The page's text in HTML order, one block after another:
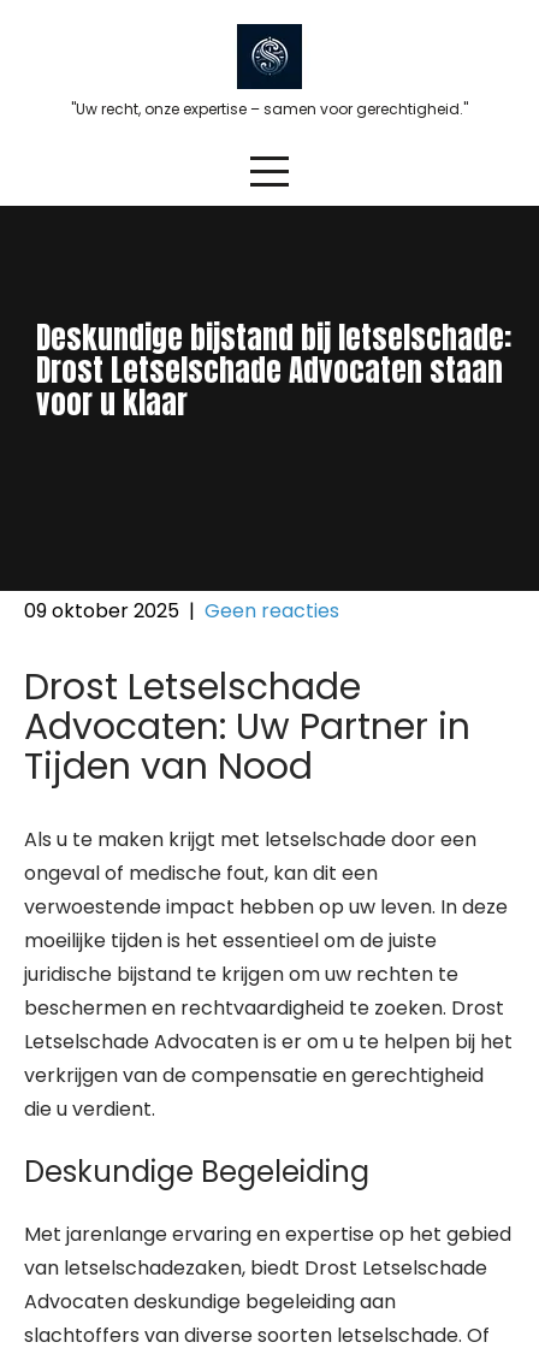
"Uw recht, onze expertise – samen voor gerechtigheid."
Deskundige bijstand bij letselschade:
Drost Letselschade Advocaten staan
voor u klaar
09 oktober 2025 | Geen reacties
Drost Letselschade
Advocaten: Uw Partner in
Tijden van Nood
Als u te maken krijgt met letselschade door een
ongeval of medische fout, kan dit een
verwoestende impact hebben op uw leven. In deze
moeilijke tijden is het essentieel om de juiste
juridische bijstand te krijgen om uw rechten te
beschermen en rechtvaardigheid te zoeken. Drost
Letselschade Advocaten is er om u te helpen bij het
verkrijgen van de compensatie en gerechtigheid
die u verdient.
Deskundige Begeleiding
Met jarenlange ervaring en expertise op het gebied
van letselschadezaken, biedt Drost Letselschade
Advocaten deskundige begeleiding aan
slachtoffers van diverse soorten letselschade. Of